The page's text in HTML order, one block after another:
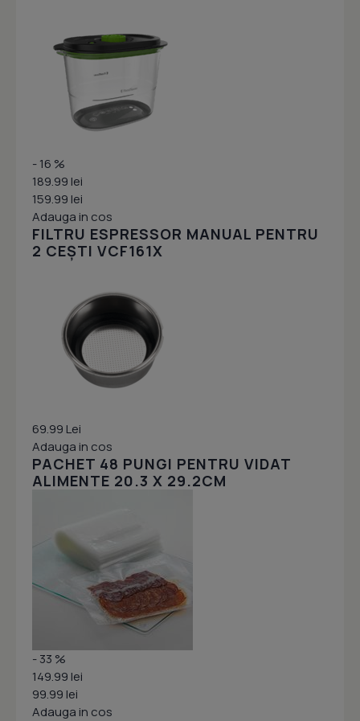
- 16 %
189.99 lei
159.99 lei
Adauga in cos
FILTRU ESPRESSOR MANUAL PENTRU
2 CEȘTI VCF161X
69.99 Lei
Adauga in cos
PACHET 48 PUNGI PENTRU VIDAT
ALIMENTE 20.3 X 29.2CM
- 33 %
149.99 lei
99.99 lei
Adauga in cos